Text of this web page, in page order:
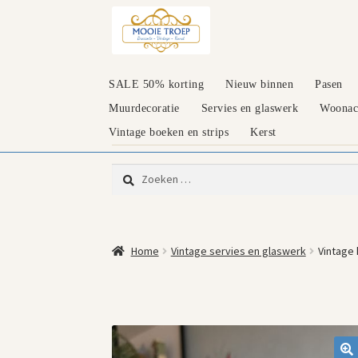
door
naar
SALE 50% korting Nieuw binnen
Pasen
Muurdecoratie
Servies en glaswerk
Vintage boeken en strips
Kerst
Zoeken
naar:
Home Vintage servies en glaswerk Vintage